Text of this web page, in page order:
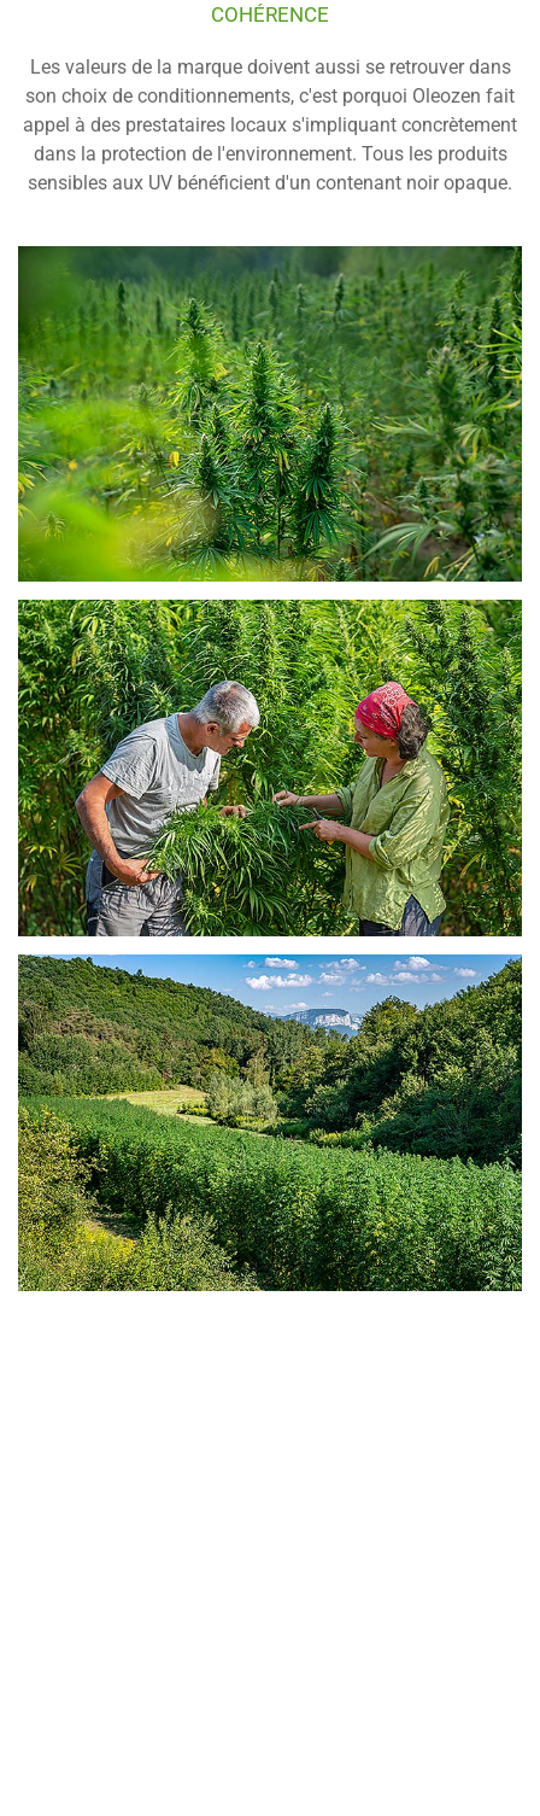
COHÉRENCE
Les valeurs de la marque doivent aussi se retrouver dans
son choix de conditionnements, c'est porquoi Oleozen fait
appel à des prestataires locaux s'impliquant concrètement
dans la protection de l'environnement. Tous les produits
sensibles aux UV bénéficient d'un contenant noir opaque.